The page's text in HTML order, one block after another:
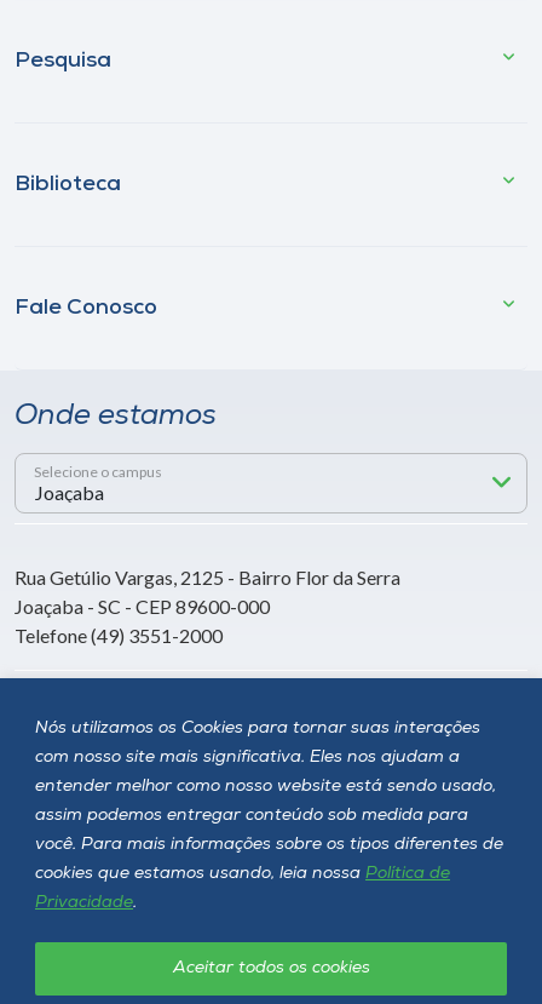
Nós utilizamos os Cookies para tornar suas interações
com nosso site mais significativa. Eles nos ajudam a
entender melhor como nosso website está sendo usado,
assim podemos entregar conteúdo sob medida para
você. Para mais informações sobre os tipos diferentes de
cookies que estamos usando, leia nossa Política de
Privacidade.
Aceitar todos os cookies
Pesquisa
Biblioteca
Fale Conosco
Onde estamos
Selecione o campus
Rua Getúlio Vargas, 2125 - Bairro Flor da Serra
Joaçaba - SC - CEP 89600-000
Telefone (49) 3551-2000
Siga a Unoesc
Política de privacidade LGPD